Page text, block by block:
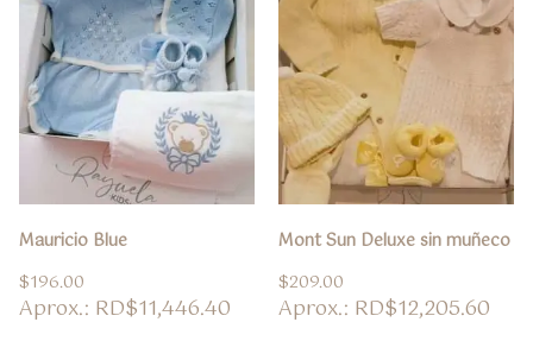
Mauricio Blue
$196.00
Aprox.: RD$11,446.40
Mont Sun Deluxe sin muñeco
$209.00
Aprox.: RD$12,205.60